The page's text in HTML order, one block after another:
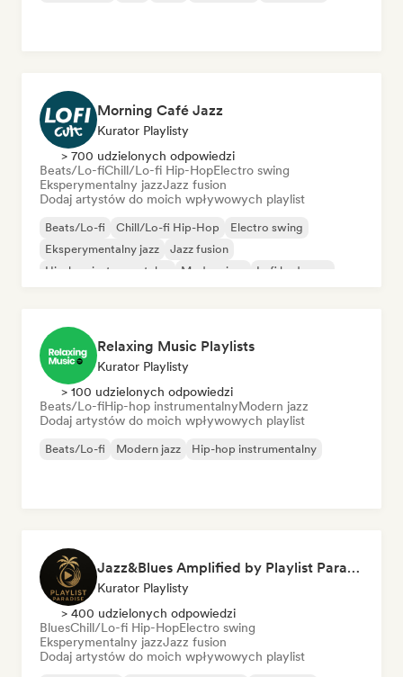
Morning Café Jazz
Kurator Playlisty
> 700 udzielonych odpowiedzi
Beats/Lo-fiChill/Lo-fi Hip-HopElectro swing
Eksperymentalny jazzJazz fusion
Dodaj artystów do moich wpływowych playlist
Beats/Lo-fi Chill/Lo-fi Hip-Hop
Electro swing
Eksperymentalny jazz
Jazz fusion
Hip-hop instrumentalny
Modern jazz Lofi bedroom
Relaxing Music Playlists
Kurator Playlisty
> 100 udzielonych odpowiedzi
Beats/Lo-fiHip-hop instrumentalnyModern jazz
Dodaj artystów do moich wpływowych playlist
Beats/Lo-fi Modern jazz Hip-hop instrumentalny
Jazz&Blues Amplified by Playlist Paradise
Kurator Playlisty
> 400 udzielonych odpowiedzi
BluesChill/Lo-fi Hip-HopElectro swing
Eksperymentalny jazzJazz fusion
Dodaj artystów do moich wpływowych playlist